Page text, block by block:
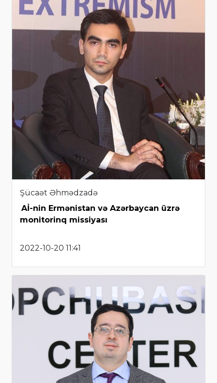
Şücaət Əhmədzadə
Aİ-nin Ermənistan və Azərbaycan üzrə
monitorinq missiyası
2022-10-20 11:41